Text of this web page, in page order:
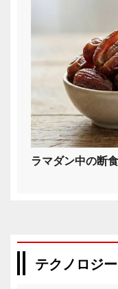
ラマダン中の断
テクノロジー